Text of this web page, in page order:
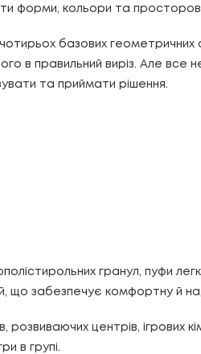
кольори та просторові
базових
його в правильний виріз. Але
та приймати рішення.
гранул, пуфи
що забезпечує комфортну й
розвиваючих центрів,
в групі.